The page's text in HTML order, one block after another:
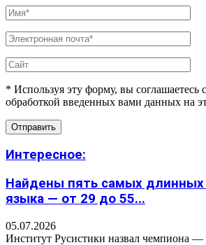
* Используя эту форму, вы соглашаетесь
обработкой введенных вами данных на
Интересное:
Найдены пять самых длинных
языка — от 29 до 55...
05.07.2026
Институт Русистики назвал чемпиона